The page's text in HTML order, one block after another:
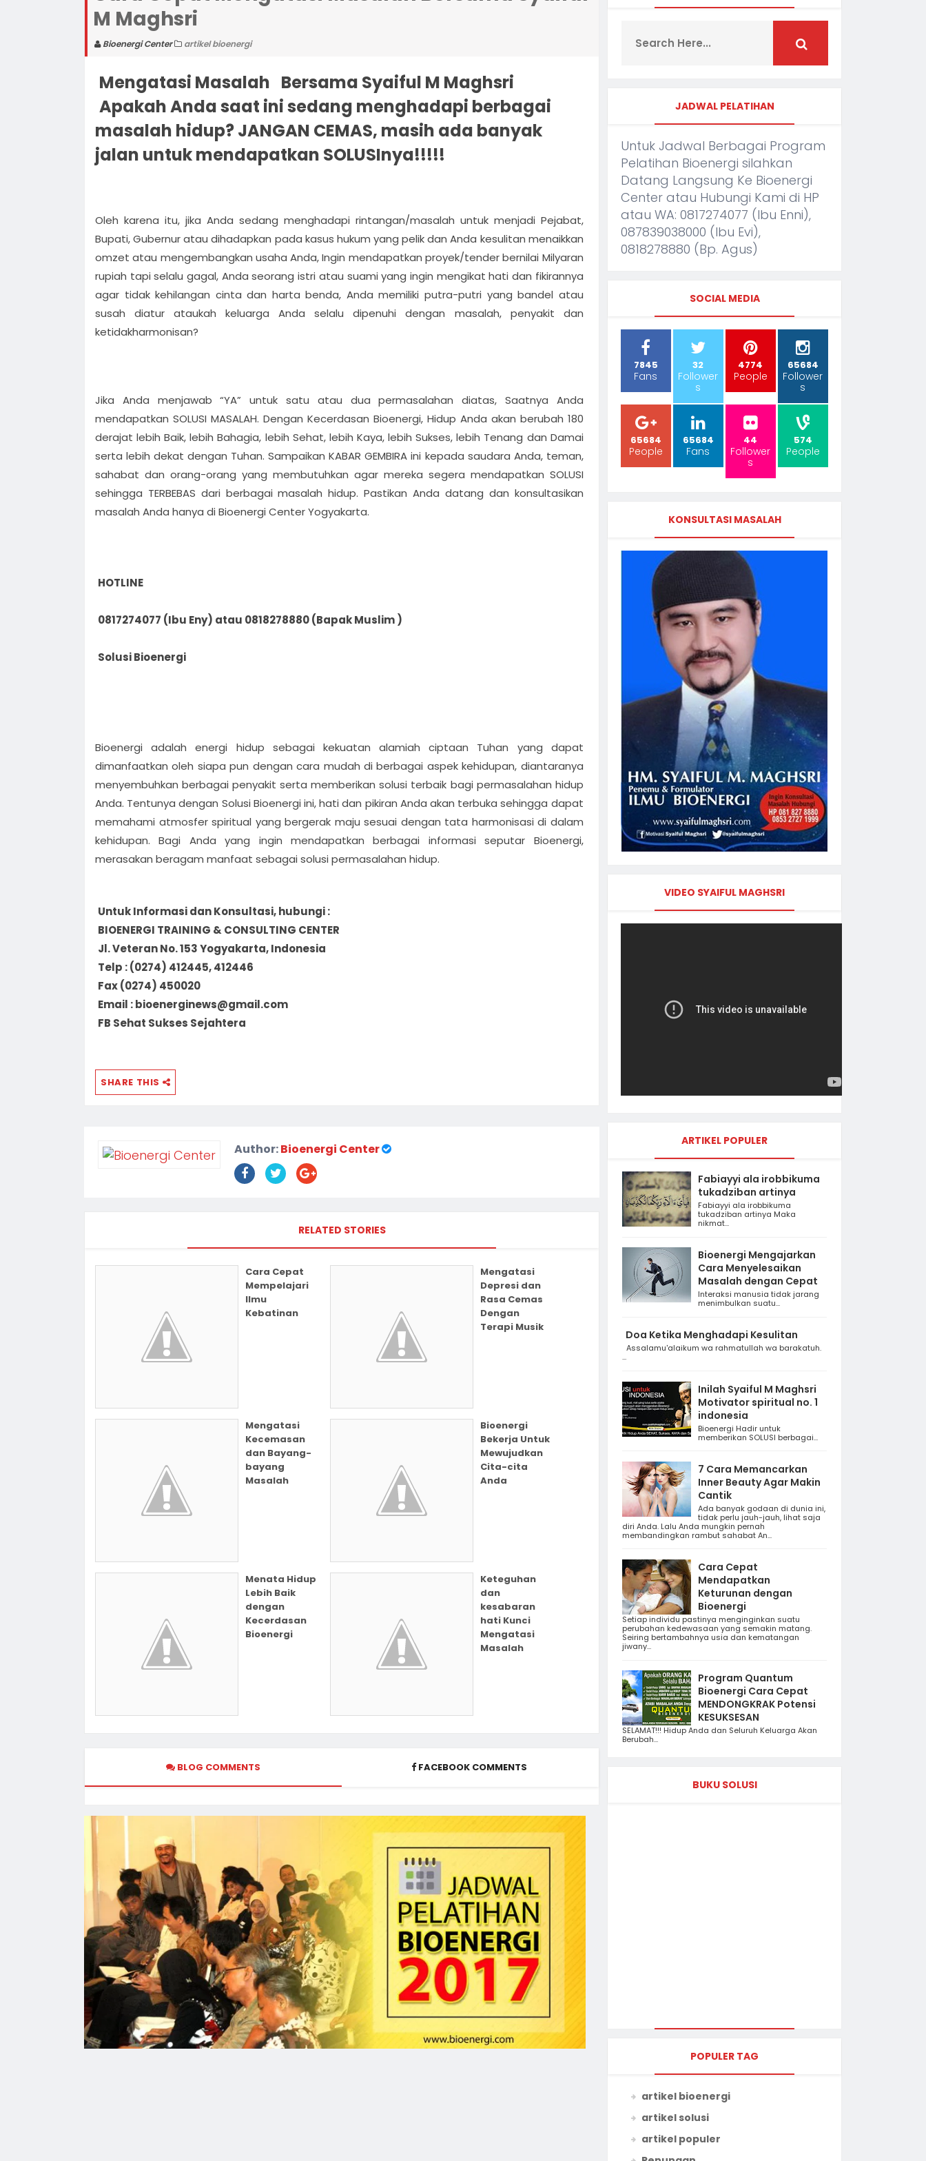
Menjadi Sukses dengan Bioenergi
Bioenergicenter Menciptakan
Keluarga yang Harmonis
Konsultasi Masalah Bersama HM
(BEP ) RAHASIA MENJADI PENGUSAHA
SEHAT, KAYA DAN SUKSES
Program Quantum Bioenergi Cara
Cepat MENDONGKRAK Potensi
KESUKSESAN
Pelatihan Kesuksesan Pelatihan Zona
Kaya
Inilah Syaiful M Maghsri Motivator
M Maghsri
Bioenergi Center artikel bioenergi
Mengatasi Masalah Bersama Syaiful M Maghsri
Apakah Anda saat ini sedang menghadapi berbagai
masalah hidup? JANGAN CEMAS, masih ada banyak
jalan untuk mendapatkan SOLUSInya!!!!!
Oleh karena itu, jika Anda sedang menghadapi rintangan/masalah untuk menjadi Pejabat,
Bupati, Gubernur atau dihadapkan pada kasus hukum yang pelik dan Anda kesulitan menaikkan
omzet atau mengembangkan usaha Anda, Ingin mendapatkan proyek/tender bernilai Milyaran
rupiah tapi selalu gagal, Anda seorang istri atau suami yang ingin mengikat hati dan fikirannya
agar tidak kehilangan cinta dan harta benda, Anda memiliki putra-putri yang bandel atau
susah diatur ataukah keluarga Anda selalu dipenuhi dengan masalah, penyakit dan
ketidakharmonisan?
Jika Anda menjawab “YA” untuk satu atau dua permasalahan diatas, Saatnya Anda
mendapatkan SOLUSI MASALAH. Dengan Kecerdasan Bioenergi, Hidup Anda akan berubah 180
derajat lebih Baik, lebih Bahagia, lebih Sehat, lebih Kaya, lebih Sukses, lebih Tenang dan Damai
serta lebih dekat dengan Tuhan. Sampaikan KABAR GEMBIRA ini kepada saudara Anda, teman,
sahabat dan orang-orang yang membutuhkan agar mereka segera mendapatkan SOLUSI
sehingga TERBEBAS dari berbagai masalah hidup. Pastikan Anda datang dan konsultasikan
masalah Anda hanya di Bioenergi Center Yogyakarta.
HOTLINE
0817274077 (Ibu Eny) atau 0818278880 (Bapak Muslim )
Solusi Bioenergi
Bioenergi adalah energi hidup sebagai kekuatan alamiah ciptaan Tuhan yang dapat
dimanfaatkan oleh siapa pun dengan cara mudah di berbagai aspek kehidupan, diantaranya
menyembuhkan berbagai penyakit serta memberikan solusi terbaik bagi permasalahan hidup
Anda. Tentunya dengan Solusi Bioenergi ini, hati dan pikiran Anda akan terbuka sehingga dapat
memahami atmosfer spiritual yang bergerak maju sesuai dengan tata harmonisasi di dalam
kehidupan. Bagi Anda yang ingin mendapatkan berbagai informasi seputar Bioenergi,
merasakan beragam manfaat sebagai solusi permasalahan hidup.
Untuk Informasi dan Konsultasi, hubungi :
BIOENERGI TRAINING & CONSULTING CENTER
Jl. Veteran No. 153 Yogyakarta, Indonesia
Telp : (0274) 412445, 412446
Fax (0274) 450020
Email : bioenerginews@gmail.com
FB Sehat Sukses Sejahtera
SHARE THIS
Author:Bioenergi Center
RELATED STORIES
Cara Cepat
Mempelajari
Ilmu
Kebatinan
Mengatasi
Depresi dan
Rasa Cemas
Dengan
Terapi Musik
Mengatasi
Kecemasan
dan Bayang-
bayang
Masalah
Bioenergi
Bekerja Untuk
Mewujudkan
Cita-cita
Anda
Menata Hidup
Lebih Baik
dengan
Kecerdasan
Bioenergi
Keteguhan
dan
kesabaran
hati Kunci
Mengatasi
Masalah
BLOG COMMENTS FACEBOOK COMMENTS
JADWAL PELATIHAN
Untuk Jadwal Berbagai Program
Pelatihan Bioenergi silahkan
Datang Langsung Ke Bioenergi
Center atau Hubungi Kami di HP
atau WA: 0817274077 (Ibu Enni),
087839038000 (Ibu Evi),
0818278880 (Bp. Agus)
SOCIAL MEDIA
7845
Fans
32
Follower
s
4774
People
65684
Follower
s
65684
People
65684
Fans
44
Follower
s
574
People
KONSULTASI MASALAH
VIDEO SYAIFUL MAGHSRI
ARTIKEL POPULER
Fabiayyi ala irobbikuma
tukadziban artinya
Fabiayyi ala irobbikuma
tukadziban artinya Maka
nikmat...
Bioenergi Mengajarkan
Cara Menyelesaikan
Masalah dengan Cepat
Interaksi manusia tidak jarang
menimbulkan suatu...
Doa Ketika Menghadapi Kesulitan
Assalamu'alaikum wa rahmatullah wa barakatuh.
...
Inilah Syaiful M Maghsri
Motivator spiritual no. 1
indonesia
Bioenergi Hadir untuk
memberikan SOLUSI berbagai...
7 Cara Memancarkan
Inner Beauty Agar Makin
Cantik
Ada banyak godaan di dunia ini,
tidak perlu jauh-jauh, lihat saja
diri Anda. Lalu Anda mungkin pernah
membandingkan rambut sahabat An...
Cara Cepat
Mendapatkan
Keturunan dengan
Bioenergi
Setiap individu pastinya menginginkan suatu
perubahan kedewasaan yang semakin matang.
Seiring bertambahnya usia dan kematangan
jiwany...
Program Quantum
Bioenergi Cara Cepat
MENDONGKRAK Potensi
KESUKSESAN
SELAMAT!!! Hidup Anda dan Seluruh Keluarga Akan
Berubah...
BUKU SOLUSI
POPULER TAG
artikel bioenergi
artikel solusi
artikel populer